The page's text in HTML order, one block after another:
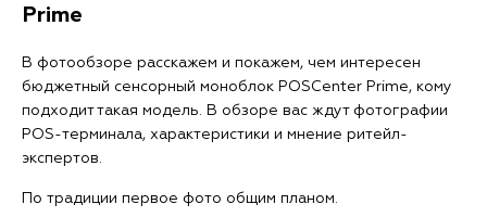
Prime
В фотообзоре расскажем и покажем, чем интересен
бюджетный сенсорный моноблок POSCenter Prime, кому
подходит такая модель. В обзоре вас ждут фотографии
POS-терминала, характеристики и мнение ритейл-
экспертов.
По традиции первое фото общим планом.